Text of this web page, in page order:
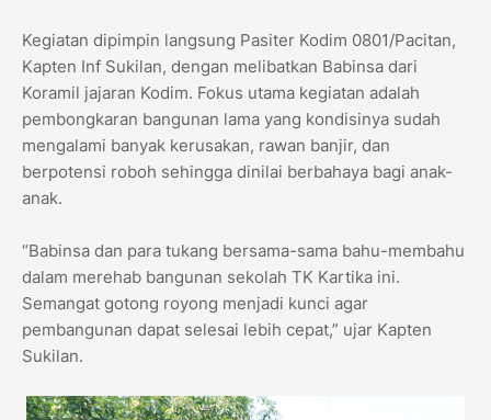
Kegiatan dipimpin langsung Pasiter Kodim 0801/Pacitan,
Kapten Inf Sukilan, dengan melibatkan Babinsa dari
Koramil jajaran Kodim. Fokus utama kegiatan adalah
pembongkaran bangunan lama yang kondisinya sudah
mengalami banyak kerusakan, rawan banjir, dan
berpotensi roboh sehingga dinilai berbahaya bagi anak-
anak.
“Babinsa dan para tukang bersama-sama bahu-membahu
dalam merehab bangunan sekolah TK Kartika ini.
Semangat gotong royong menjadi kunci agar
pembangunan dapat selesai lebih cepat,” ujar Kapten
Sukilan.